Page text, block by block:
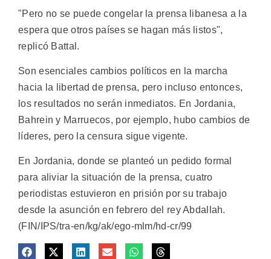
"Pero no se puede congelar la prensa libanesa a la
espera que otros países se hagan más listos",
replicó Battal.
Son esenciales cambios políticos en la marcha
hacia la libertad de prensa, pero incluso entonces,
los resultados no serán inmediatos. En Jordania,
Bahrein y Marruecos, por ejemplo, hubo cambios de
líderes, pero la censura sigue vigente.
En Jordania, donde se planteó un pedido formal
para aliviar la situación de la prensa, cuatro
periodistas estuvieron en prisión por su trabajo
desde la asunción en febrero del rey Abdallah.
(FIN/IPS/tra-en/kg/ak/ego-mlm/hd-cr/99